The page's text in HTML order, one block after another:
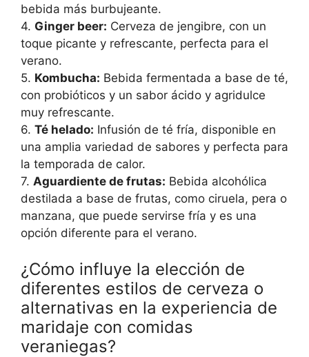
bebida más burbujeante.
4. Ginger beer: Cerveza de jengibre, con un
toque picante y refrescante, perfecta para el
verano.
5. Kombucha: Bebida fermentada a base de té,
con probióticos y un sabor ácido y agridulce
muy refrescante.
6. Té helado: Infusión de té fría, disponible en
una amplia variedad de sabores y perfecta para
la temporada de calor.
7. Aguardiente de frutas: Bebida alcohólica
destilada a base de frutas, como ciruela, pera o
manzana, que puede servirse fría y es una
opción diferente para el verano.
¿Cómo influye la elección de
diferentes estilos de cerveza o
alternativas en la experiencia de
maridaje con comidas
veraniegas?